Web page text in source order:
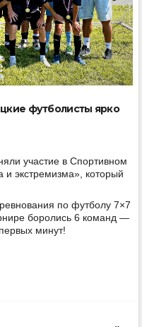
футболисты ярко
участие в Спортивном
экстремизма», который
по футболу 7×7
боролись 6 команд —
минут!